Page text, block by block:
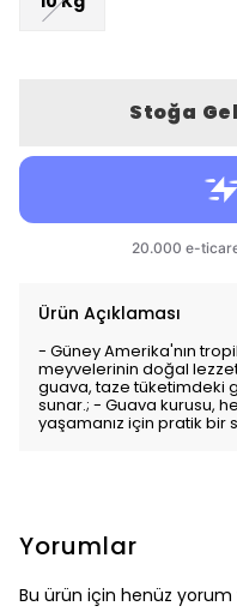
Stoğa
Ürün Açıklaması
- Güney Amerika'nın
meyvelerinin doğal
guava, taze tüketimdeki
sunar.; - Guava kurusu,
yaşamanız için pratik bir
Yorumlar
Bu ürün için henüz yorum